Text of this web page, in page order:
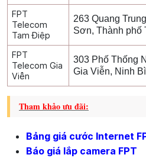
FPT
Telecom
Tam Điệp
263 Quang
Sơn, Thành phố
FPT
Telecom Gia
Viễn
303 Phố Thống
Gia Viễn, Ninh
Tham khảo ưu đãi:
Bảng giá cước Internet
Báo giá lắp camera FPT